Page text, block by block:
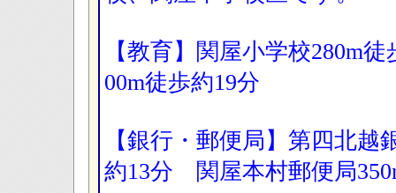
【教育】関屋小学校280m
00m徒歩約19分
【銀行・郵便局】第四北越
約13分 関屋本村郵便局